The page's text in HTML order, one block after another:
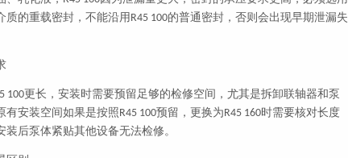
质的重载密封，不能沿用 R45 100的普通密封，否则会出现早期泄漏失
100更长，安装时需要预留足够的检修空间，尤其是拆卸联轴器和泵
有安装空间如果是按照R45 100预留，更换为R45 160时需要核对长度
装后泵体紧贴其他设备无法检修。